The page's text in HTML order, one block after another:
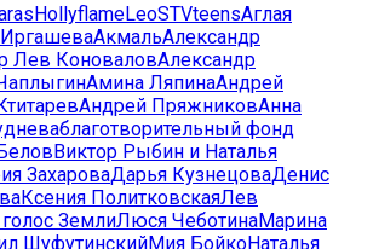
HollyflameLeoSTVteensАглая
АкмальАлександр
Лев КоноваловАлександр
Амина ЛяпинаАндрей
Андрей ПряжниковАнна
благотворительный фонд
Виктор Рыбин и Наталья
ЗахароваДарья КузнецоваДенис
Ксения ПолитковскаяЛев
ЗемлиЛюся ЧеботинаМарина
ШуфутинскийМия БойкоНаталья